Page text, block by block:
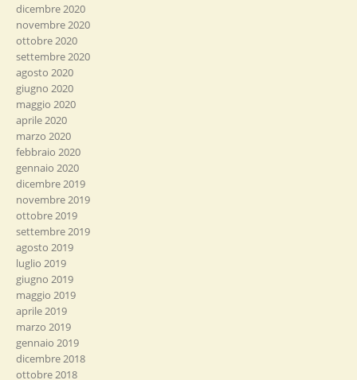
dicembre 2020
novembre 2020
ottobre 2020
settembre 2020
agosto 2020
giugno 2020
maggio 2020
aprile 2020
marzo 2020
febbraio 2020
gennaio 2020
dicembre 2019
novembre 2019
ottobre 2019
settembre 2019
agosto 2019
luglio 2019
giugno 2019
maggio 2019
aprile 2019
marzo 2019
gennaio 2019
dicembre 2018
ottobre 2018